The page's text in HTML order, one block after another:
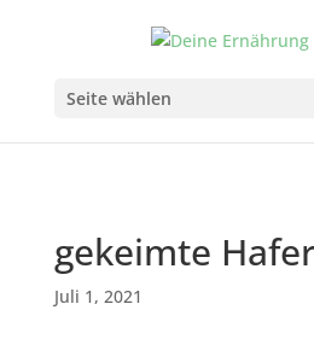
Seite wählen
gekeimte
Juli 1, 2021